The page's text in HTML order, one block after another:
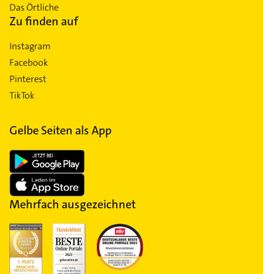
Das Örtliche
Zu finden auf
Instagram
Facebook
Pinterest
TikTok
Gelbe Seiten als App
Mehrfach ausgezeichnet